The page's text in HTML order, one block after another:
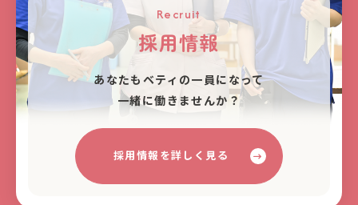
Recruit
採用情報
あなたもベティの⼀員になって
⼀緒に働きませんか？
採用情報を詳しく見る